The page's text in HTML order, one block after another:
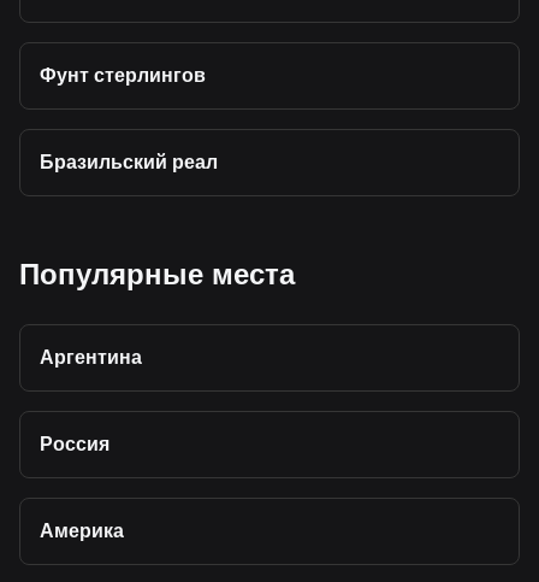
Фунт стерлингов
Бразильский реал
Популярные места
Аргентина
Россия
Америка